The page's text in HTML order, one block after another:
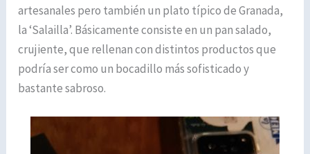
artesanales pero también un plato típico de Granada,
la ‘Salailla’. Básicamente consiste en un pan salado,
crujiente, que rellenan con distintos productos que
podría ser como un bocadillo más sofisticado y
bastante sabroso.